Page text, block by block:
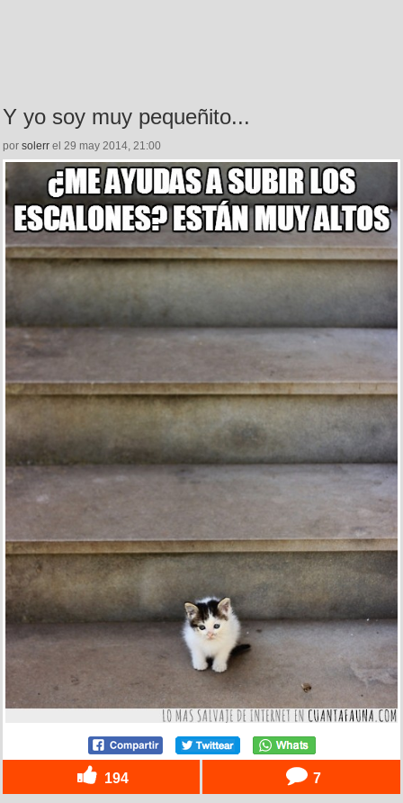
Y yo soy muy pequeñito...
por solerr el 29 may 2014, 21:00
194 7